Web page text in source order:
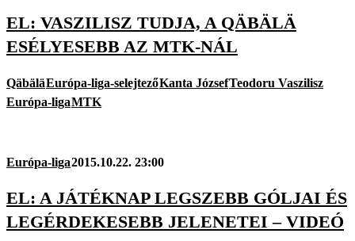
EL: VASZILISZ TUDJA, A QÄBÄLÄ
ESÉLYESEBB AZ MTK-NÁL
QäbäläEurópa-liga-selejtezőKanta JózsefTeodoru Vaszilisz
Európa-ligaMTK
Európa-liga2015.10.22. 23:00
EL: A JÁTÉKNAP LEGSZEBB GÓLJAI ÉS
LEGÉRDEKESEBB JELENETEI – VIDEÓ